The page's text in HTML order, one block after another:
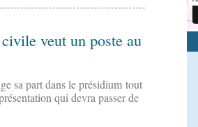
veut un poste au
sa part dans le présidium tout
qui devra passer de